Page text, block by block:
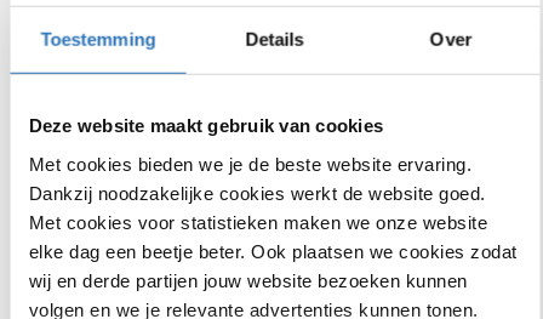
Toestemming Details Over
Deze website maakt gebruik van cookies
Met cookies bieden we je de beste website ervaring.
Dankzij noodzakelijke cookies werkt de website goed.
Met cookies voor statistieken maken we onze website
elke dag een beetje beter. Ook plaatsen we cookies zodat
wij en derde partijen jouw website bezoeken kunnen
volgen en we je relevante advertenties kunnen tonen.
Bekijk
model
Bekijk
Bekijk ons assortiment elektrische fietsen
Onze merken